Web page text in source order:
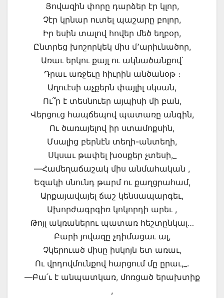
Յովազին փորը դարձեր էր կլոր,
Չէր կրնար ուտել պաշարը բոլոր,
Իր եսին տալով հովեր մեծ եղբօր,
Ընտրեց խոշորկեկ միս մ՚արիւնածոր,
Առաւ երկու քայլ ու ակնածանքով՝
Դրաւ առջեւը հիւրին անծանօթ ։
Աղուէսի աչքերն փայլիլ սկսան,
Ու՞ր է տեսնուեր այպիսի մի բան,
Վերցուց հապճեպով պատառը անգին,
Ու ծառայելով իր ստամոքսին,
Մսալից բերնէն տեղի-անտեղի,
Սկսաւ թափել խօսքեր չտեսի,_
—Համեղաճաշակ միս անմահական ,
Եզակի սնունդ թարմ ու քաղցրահամ,
Արքայավայել ճաշ կենսապարգեւ,
Ախորժագրգիռ կոկորդի արեւ ,
Թոյլ ակռաներու պատառ հեշտընկալ…
Բարի յովազը չդիմացաւ ալ,
Չկերուած միսը իսկոյն ետ առաւ,
Ու վրդովմունքով հարցում մը ըրաւ,_.
—Բա՛ւ է անպատկառ, մոռցած երախտիք
,